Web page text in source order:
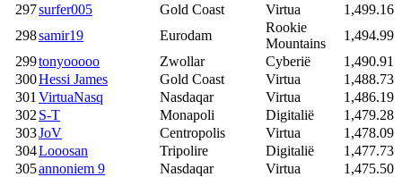
297surfer005 Gold Coast Virtua
1,499.16
298samir19 Eurodam
Rookie
Mountains
1,494.99
299tonyooooo Zwollar Cyberië
1,490.91
300Hessi James Gold Coast Virtua
1,488.73
301 VirtuaNasq Nasdaqar Virtua
1,486.19
302 S-T Monapoli Digitalië
1,479.28
303JoV Centropolis Virtua
1,478.09
304Looosan Tripolire Digitalië
1,477.73
305annoniem 9 Nasdaqar Virtua
1,475.50